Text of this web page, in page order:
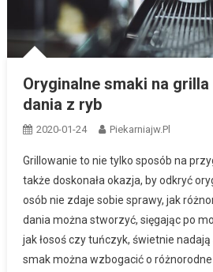
Oryginalne smaki na
dania z ryb
2020-01-24 Piekarniajw.pl
Grillowanie to nie tylko sposób na
także doskonała okazja, by odkryć
osób nie zdaje sobie sprawy, jak
dania można stworzyć, sięgając po
jak łosoś czy tuńczyk, świetnie
smak można wzbogacić o różnorodne